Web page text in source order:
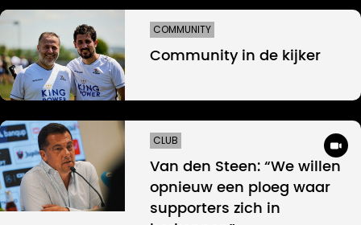
COMMUNITY
Community in de kijker
CLUB
Van den Steen: “We willen
opnieuw een ploeg waar
supporters zich in